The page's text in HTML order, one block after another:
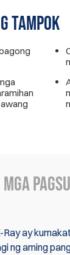
TAMPOK
Mga
ay
ng aming